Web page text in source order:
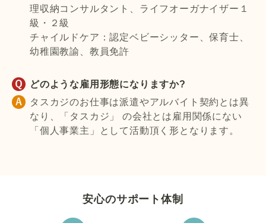
理収納コンサルタント、ライフオーガナイザー１
級・２級
チャイルドケア：認定ベビーシッター、保育士、
幼稚園教諭、教員免許
どのような雇用形態になりますか?
タスカジのお仕事は派遣やアルバイト契約とは異
なり、「タスカジ」 の会社とは雇用関係にない
「個人事業主」として活動頂く形となります。
安心のサポート体制